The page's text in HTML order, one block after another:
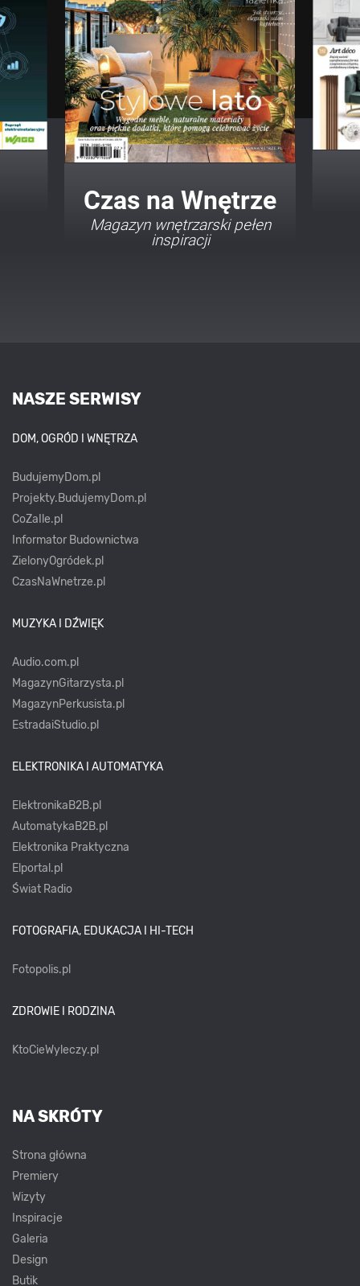
Twój Dom Twój Styl
Porady i inspiracje w
najmodniejszych stylach
NASZE SERWISY
DOM, OGRÓD I WNĘTRZA
BudujemyDom.pl
Projekty.BudujemyDom.pl
CoZaIle.pl
Informator Budownictwa
ZielonyOgródek.pl
CzasNaWnetrze.pl
MUZYKA I DŹWIĘK
Audio.com.pl
MagazynGitarzysta.pl
MagazynPerkusista.pl
EstradaiStudio.pl
ELEKTRONIKA I AUTOMATYKA
ElektronikaB2B.pl
AutomatykaB2B.pl
Elektronika Praktyczna
Elportal.pl
Świat Radio
FOTOGRAFIA, EDUKACJA I HI-TECH
Fotopolis.pl
ZDROWIE I RODZINA
KtoCieWyleczy.pl
NA SKRÓTY
Strona główna
Premiery
Wizyty
Inspiracje
Galeria
Design
Butik